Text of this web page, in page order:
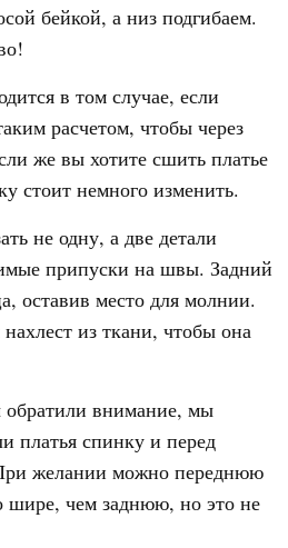
бейкой, а низ подгибаем.
в том случае, если
расчетом, чтобы через
же вы хотите сшить платье
стоит немного изменить.
не одну, а две детали
припуски на швы. Задний
оставив место для молнии.
из ткани, чтобы она
внимание, мы
платья спинку и перед
желании можно переднюю
шире, чем заднюю, но это не